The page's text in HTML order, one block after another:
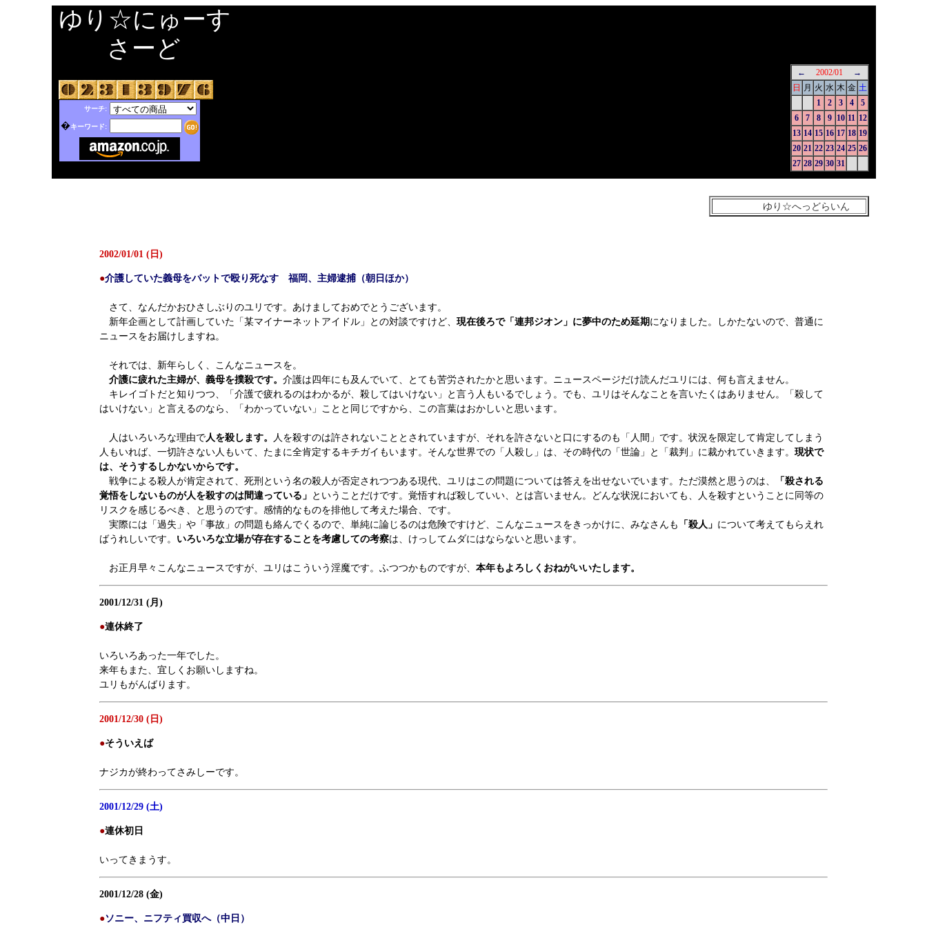
ゆり☆にゅーす
さーど
サーチ:
�キーワード:
← 2002/01
→
日
月 火 水 木 金 土
1
2 3 4
5
6
7 8 9 10 11 12
13 14 15 16 17 18 19
20 21 22 23 24 25 26
27 28 29 30 31
2002/01/01 (日)
●介護していた義母をバットで殴り死なす 福岡、主婦逮捕（朝日ほか）
さて、なんだかおひさしぶりのユリです。あけましておめでとうございます。
新年企画として計画していた「某マイナーネットアイドル」との対談ですけど、 現在後ろで「連邦ジオン」に夢中のため延期 になりました。しかたないので、普通に
ニュースをお届けしますね。
それでは、新年らしく、こんなニュースを。
介護に疲れた主婦が、義母を撲殺です。 介護は四年にも及んでいて、とても苦労されたかと思います。ニュースページだけ読んだユリには、何も言えません。
キレイゴトだと知りつつ、「介護で疲れるのはわかるが、殺してはいけない」と言う人もいるでしょう。でも、ユリはそんなことを言いたくはありません。「殺して
はいけない」と言えるのなら、「わかっていない」ことと同じですから、この言葉はおかしいと思います。
人はいろいろな理由で人を殺します。
人を殺すのは許されないこととされていますが、それを許さないと口にするのも「人間」です。状況を限定して肯定してしまう
人もいれば、一切許さない人もいて、たまに全肯定するキチガイもいます。そんな世界での「人殺し」は、その時代の「世論」と「裁判」に裁かれていきます。 現状で
は、そうするしかないからです。
戦争による殺人が肯定されて、死刑という名の殺人が否定されつつある現代、ユリはこの問題については答えを出せないでいます。ただ漠然と思うのは、
「殺される
覚悟をしないものが人を殺すのは間違っている」 ということだけです。覚悟すれば殺していい、とは言いません。どんな状況においても、人を殺すということに同等の
リスクを感じるべき、と思うのです。感情的なものを排他して考えた場合、です。
実際には「過失」や「事故」の問題も絡んでくるので、単純に論じるのは危険ですけど、こんなニュースをきっかけに、みなさんも
「殺人」 について考えてもらえれ
ばうれしいです。 いろいろな立場が存在することを考慮しての考察は、けっしてムダにはならないと思います。
お正月早々こんなニュースですが、ユリはこういう淫魔です。ふつつかものですが、 本年もよろしくおねがいいたします。
2001/12/31 (月)
●連休終了
いろいろあった一年でした。
来年もまた、宜しくお願いしますね。
ユリもがんばります。
2001/12/30 (日)
●そういえば
ナジカが終わってさみしーです。
2001/12/29 (土)
●連休初日
いってきまうす。
2001/12/28 (金)
●ソニー、ニフティ買収へ（中日）